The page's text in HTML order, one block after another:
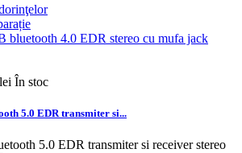
În stoc
5.0 EDR transmiter si...
5.0 EDR transmiter si receiver stereo